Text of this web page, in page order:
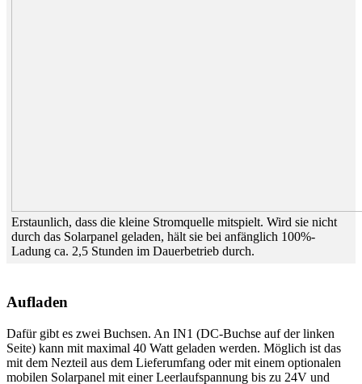
Erstaunlich, dass die kleine Stromquelle mitspielt. Wird sie nicht
durch das Solarpanel geladen, hält sie bei anfänglich 100%-
Ladung ca. 2,5 Stunden im Dauerbetrieb durch.
Aufladen
Dafür gibt es zwei Buchsen. An IN1 (DC-Buchse auf der linken
Seite) kann mit maximal 40 Watt geladen werden. Möglich ist das
mit dem Nezteil aus dem Lieferumfang oder mit einem optionalen
mobilen Solarpanel mit einer Leerlaufspannung bis zu 24V und